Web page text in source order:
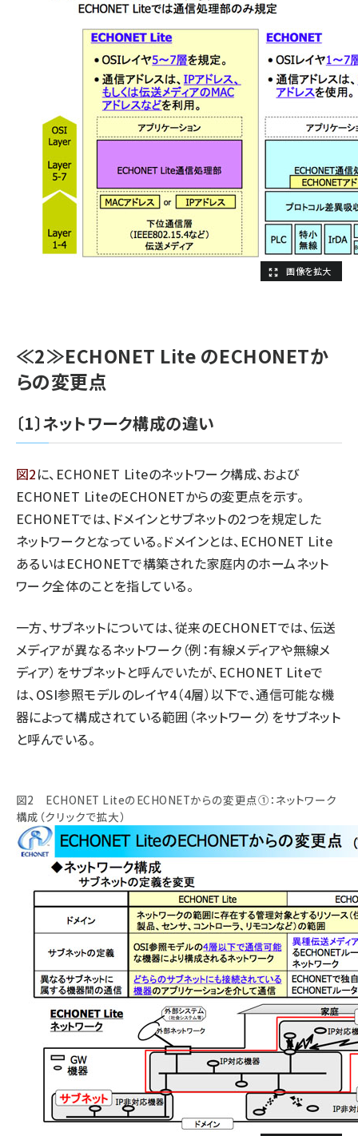
≪2≫ECHONET Lite のECHONETか
らの変更点
〔1〕ネットワーク構成の違い
図2に、ECHONET Liteのネットワーク構成、および
ECHONET LiteのECHONETからの変更点を示す。
ECHONETでは、ドメインとサブネットの2つを規定した
ネットワークとなっている。ドメインとは、ECHONET Lite
あるいはECHONETで構築された家庭内のホームネット
ワーク全体のことを指している。
一方、サブネットについては、従来のECHONETでは、伝送
メディアが異なるネットワーク（例：有線メディアや無線メ
ディア）をサブネットと呼んでいたが、ECHONET Liteで
は、OSI参照モデルのレイヤ4（4層）以下で、通信可能な機
器によって構成されている範囲（ネットワーク）をサブネット
と呼んでいる。
図2 ECHONET LiteのECHONETからの変更点①：ネットワーク
構成（クリックで拡大）